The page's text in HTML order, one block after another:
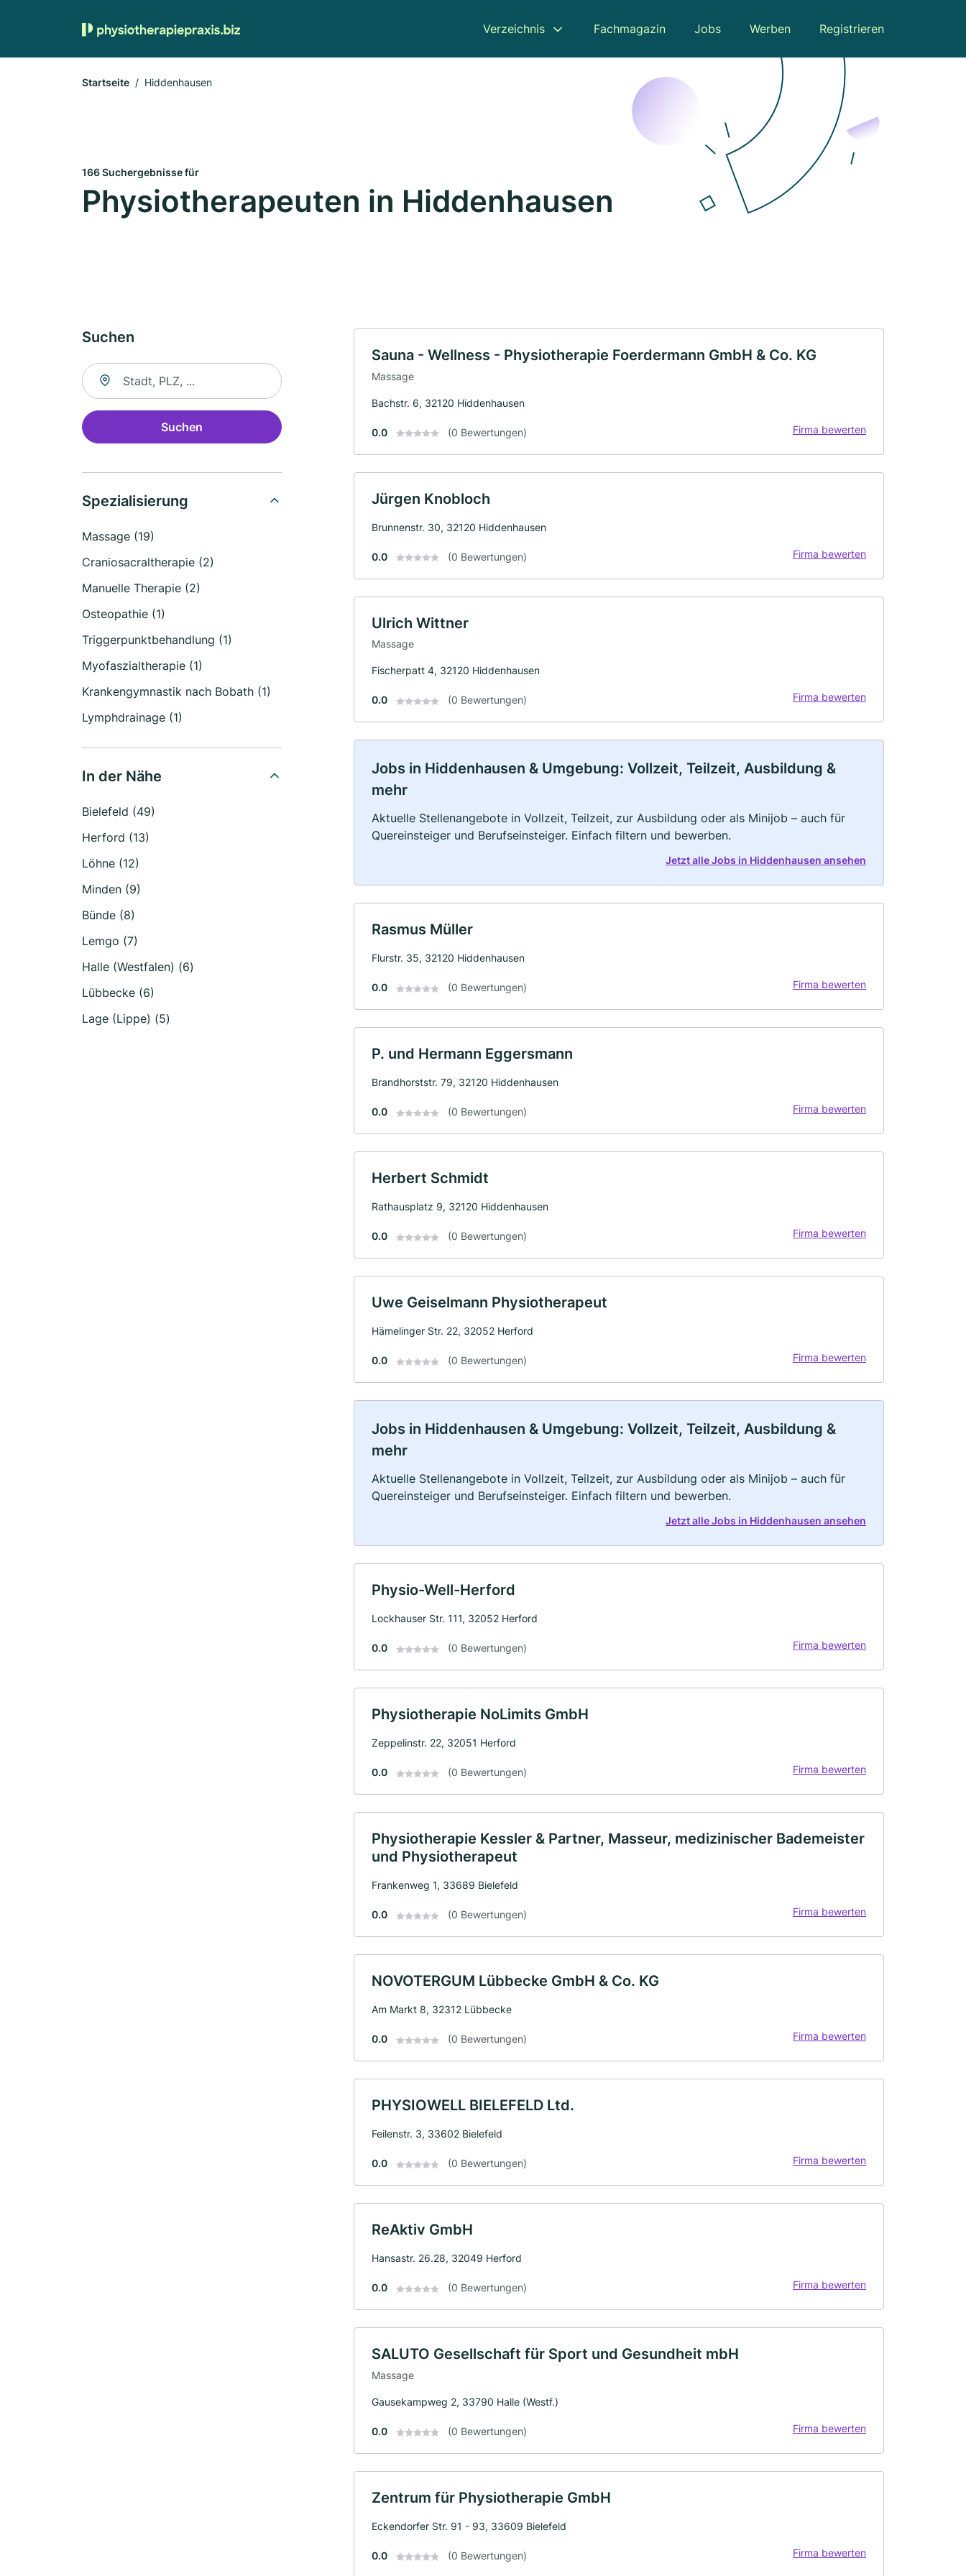
Verzeichnis Fachmagazin Jobs Werben Registrieren
Startseite Hiddenhausen
166 Suchergebnisse für
Physiotherapeuten in Hiddenhausen
Suchen
Suche nach Ort
Suchen
Spezialisierung
Massage (19)
Craniosacraltherapie (2)
Manuelle Therapie (2)
Osteopathie (1)
Triggerpunktbehandlung (1)
Myofaszialtherapie (1)
Krankengymnastik nach Bobath (1)
Lymphdrainage (1)
In der Nähe
Bielefeld (49)
Herford (13)
Löhne (12)
Minden (9)
Bünde (8)
Lemgo (7)
Halle (Westfalen) (6)
Lübbecke (6)
Lage (Lippe) (5)
Sauna - Wellness - Physiotherapie Foerdermann GmbH & Co. KG
Massage
Bachstr. 6, 32120 Hiddenhausen
0.0 (0 Bewertungen) Firma bewerten
Jürgen Knobloch
Brunnenstr. 30, 32120 Hiddenhausen
0.0 (0 Bewertungen) Firma bewerten
Ulrich Wittner
Massage
Fischerpatt 4, 32120 Hiddenhausen
0.0 (0 Bewertungen) Firma bewerten
Jobs in Hiddenhausen & Umgebung: Vollzeit, Teilzeit, Ausbildung &
mehr
Aktuelle Stellenangebote in Vollzeit, Teilzeit, zur Ausbildung oder als Minijob – auch für
Quereinsteiger und Berufseinsteiger. Einfach filtern und bewerben.
Jetzt alle Jobs in Hiddenhausen ansehen
Rasmus Müller
Flurstr. 35, 32120 Hiddenhausen
0.0 (0 Bewertungen) Firma bewerten
P. und Hermann Eggersmann
Brandhorststr. 79, 32120 Hiddenhausen
0.0 (0 Bewertungen) Firma bewerten
Herbert Schmidt
Rathausplatz 9, 32120 Hiddenhausen
0.0 (0 Bewertungen) Firma bewerten
Uwe Geiselmann Physiotherapeut
Hämelinger Str. 22, 32052 Herford
0.0 (0 Bewertungen) Firma bewerten
Jobs in Hiddenhausen & Umgebung: Vollzeit, Teilzeit, Ausbildung &
mehr
Aktuelle Stellenangebote in Vollzeit, Teilzeit, zur Ausbildung oder als Minijob – auch für
Quereinsteiger und Berufseinsteiger. Einfach filtern und bewerben.
Jetzt alle Jobs in Hiddenhausen ansehen
Physio-Well-Herford
Lockhauser Str. 111, 32052 Herford
0.0 (0 Bewertungen) Firma bewerten
Physiotherapie NoLimits GmbH
Zeppelinstr. 22, 32051 Herford
0.0 (0 Bewertungen) Firma bewerten
Physiotherapie Kessler & Partner, Masseur, medizinischer Bademeister
und Physiotherapeut
Frankenweg 1, 33689 Bielefeld
0.0 (0 Bewertungen) Firma bewerten
NOVOTERGUM Lübbecke GmbH & Co. KG
Am Markt 8, 32312 Lübbecke
0.0 (0 Bewertungen) Firma bewerten
PHYSIOWELL BIELEFELD Ltd.
Feilenstr. 3, 33602 Bielefeld
0.0 (0 Bewertungen) Firma bewerten
ReAktiv GmbH
Hansastr. 26.28, 32049 Herford
0.0 (0 Bewertungen) Firma bewerten
SALUTO Gesellschaft für Sport und Gesundheit mbH
Massage
Gausekampweg 2, 33790 Halle (Westf.)
0.0 (0 Bewertungen) Firma bewerten
Zentrum für Physiotherapie GmbH
Eckendorfer Str. 91 - 93, 33609 Bielefeld
0.0 (0 Bewertungen) Firma bewerten